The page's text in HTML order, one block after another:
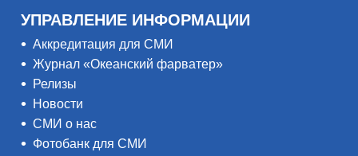
УПРАВЛЕНИЕ ИНФОРМАЦИИ
Аккредитация для СМИ
Журнал «Океанский фарватер»
Релизы
Новости
СМИ о нас
Фотобанк для СМИ